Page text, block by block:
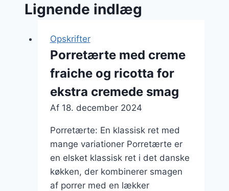
Lignende indlæg
Opskrifter
Porretærte med creme
fraiche og ricotta for
ekstra cremede smag
Af 18. december 2024
Porretærte: En klassisk ret med
mange variationer Porretærte er
en elsket klassisk ret i det danske
køkken, der kombinerer smagen
af porrer med en lækker